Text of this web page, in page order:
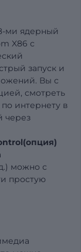
ми ядерный
X86 с
запуск и
Вы с
смотреть
интернету в
через
можно с
простую